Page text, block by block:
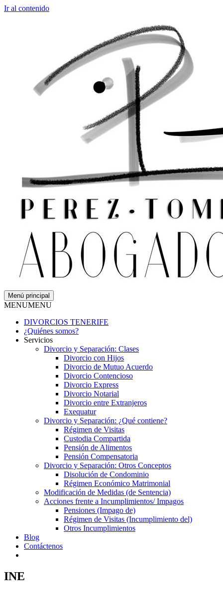
Ir al contenido
Menú principal
MENUMENU
DIVORCIOS TENERIFE
¿Quiénes somos?
Servicios
Divorcio y Separación: Clases
Divorcio con Hijos
Divorcio de Mutuo Acuerdo
Divorcio Contencioso
Divorcio Express
Divorcio Notarial
Divorcio entre Extranjeros
Exequatur
Divorcio y Separación: ¿Qué contiene?
Régimen de Visitas
Custodia Compartida
Pensión de Alimentos
Pensión Compensatoria
Divorcio y Separación: Otros Conceptos
Disolución de Condominio
Régimen Económico Matrimonial
Modificación de Medidas (de Sentencia)
Acciones frente a Incumplimientos/ Impagos
Pensiones (Impago de)
Régimen de Visitas (Incumplimiento del)
Otros Incumplimientos
Blog
Contáctenos
INE